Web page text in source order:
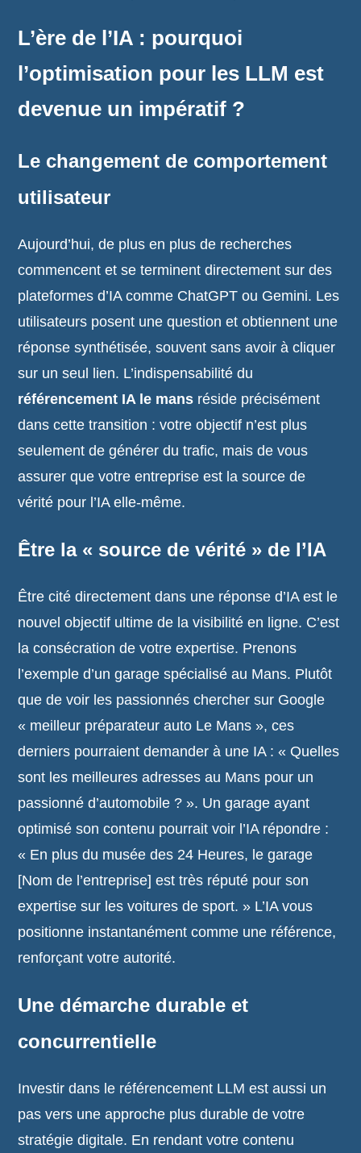
L’ère de l’IA : pourquoi
l’optimisation pour les LLM est
devenue un impératif ?
Le changement de comportement
utilisateur
Aujourd’hui, de plus en plus de recherches
commencent et se terminent directement sur des
plateformes d’IA comme ChatGPT ou Gemini. Les
utilisateurs posent une question et obtiennent une
réponse synthétisée, souvent sans avoir à cliquer
sur un seul lien. L’indispensabilité du
référencement IA le mans réside précisément
dans cette transition : votre objectif n’est plus
seulement de générer du trafic, mais de vous
assurer que votre entreprise est la source de
vérité pour l’IA elle-même.
Être la « source de vérité » de l’IA
Être cité directement dans une réponse d’IA est le
nouvel objectif ultime de la visibilité en ligne. C’est
la consécration de votre expertise. Prenons
l’exemple d’un garage spécialisé au Mans. Plutôt
que de voir les passionnés chercher sur Google
« meilleur préparateur auto Le Mans », ces
derniers pourraient demander à une IA : « Quelles
sont les meilleures adresses au Mans pour un
passionné d’automobile ? ». Un garage ayant
optimisé son contenu pourrait voir l’IA répondre :
« En plus du musée des 24 Heures, le garage
[Nom de l’entreprise] est très réputé pour son
expertise sur les voitures de sport. » L’IA vous
positionne instantanément comme une référence,
renforçant votre autorité.
Une démarche durable et
concurrentielle
Investir dans le référencement LLM est aussi un
pas vers une approche plus durable de votre
stratégie digitale. En rendant votre contenu